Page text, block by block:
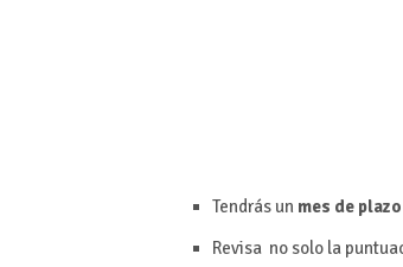
Tendrás un mes de
Revisa no solo la